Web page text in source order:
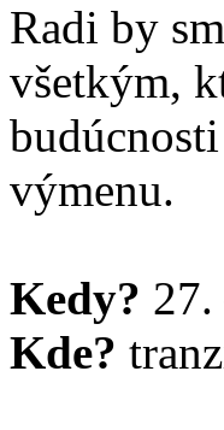
Radi by
všetkým,
výmenu.
Kedy?
Kde?